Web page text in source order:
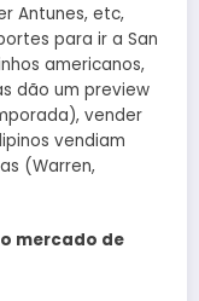
Antunes, etc,
para ir a San
americanos,
dão um preview
vender
vendiam
(Warren,
mercado de